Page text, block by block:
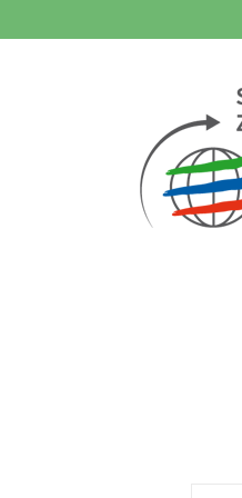
Inhalt